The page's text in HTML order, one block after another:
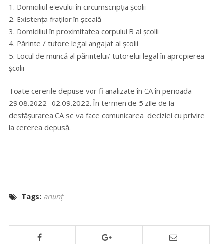
1. Domiciliul elevului în circumscripția școlii
2. Existența fraților în școală
3. Domiciliul în proximitatea corpului B al școlii
4. Părinte / tutore legal angajat al școlii
5. Locul de muncă al părintelui/ tutorelui legal în apropierea
școlii
Toate cererile depuse vor fi analizate în CA în perioada
29.08.2022- 02.09.2022. În termen de 5 zile de la
desfăşurarea CA se va face comunicarea deciziei cu privire
la cererea depusă.
Tags: anunț